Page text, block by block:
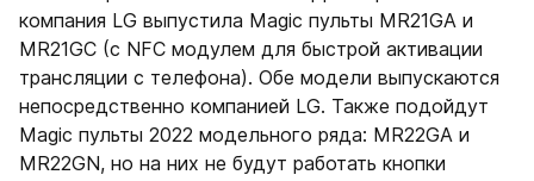
компания LG выпустила Magic пульты MR21GA и
MR21GC (с NFC модулем для быстрой активации
трансляции с телефона). Обе модели выпускаются
непосредственно компанией LG. Также подойдут
Magic пульты 2022 модельного ряда: MR22GA и
MR22GN, но на них не будут работать кнопки